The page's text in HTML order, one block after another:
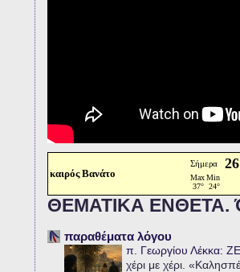
καιρός Βανάτο
ΘΕΜΑΤΙΚΑ ΕΝΘΕΤΑ.
παραθέματα λόγου
π. Γεωργίου Λέκκα:
χέρι με χέρι.